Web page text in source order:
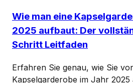
Wie man eine
2025 aufbaut: Der
Schritt Leitfaden
Erfahren Sie genau, wie Sie
Kapselgarderobe im Jahr